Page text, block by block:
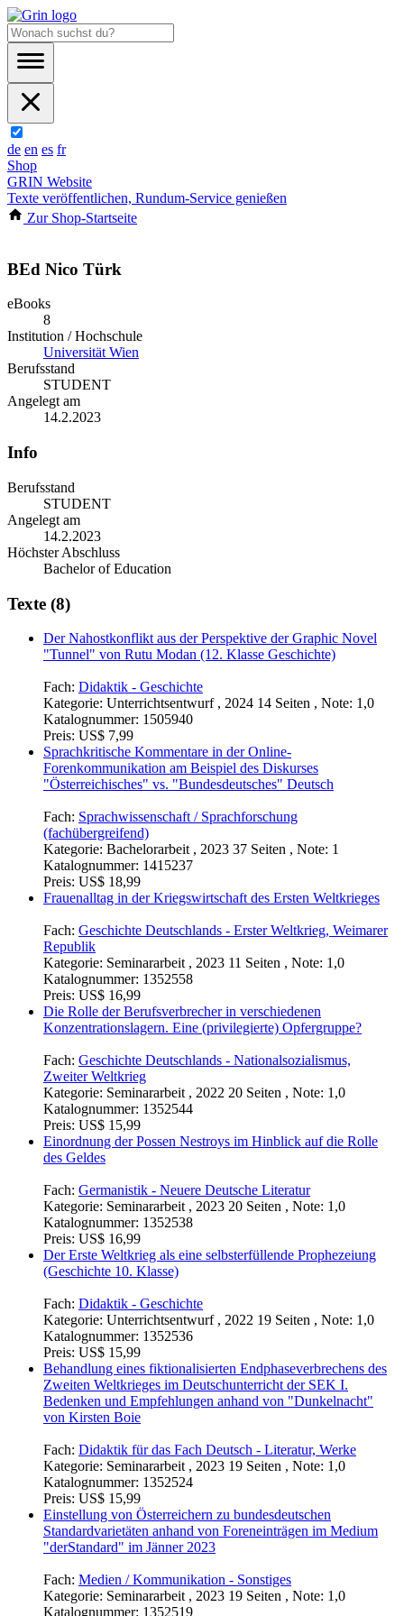
de en es fr
Shop
GRIN Website
Texte veröffentlichen, Rundum-Service genießen
Zur Shop-Startseite
BEd Nico Türk
eBooks
8
Institution / Hochschule
Universität Wien
Berufsstand
STUDENT
Angelegt am
14.2.2023
Info
Berufsstand
STUDENT
Angelegt am
14.2.2023
Höchster Abschluss
Bachelor of Education
Texte (8)
Der Nahostkonflikt aus der Perspektive der Graphic Novel
"Tunnel" von Rutu Modan (12. Klasse Geschichte)
Fach:Didaktik - Geschichte
Kategorie:Unterrichtsentwurf , 2024 14 Seiten , Note: 1,0
Katalognummer:
Preis:US$ 7,99
Sprachkritische Kommentare in der Online-
Forenkommunikation am Beispiel des Diskurses
Fach:Sprachwissenschaft / Sprachforschung
(fachübergreifend)
Kategorie:Bachelorarbeit , 2023 37 Seiten , Note: 1
Preis: US$ 18,99
Frauenalltag in der Kriegswirtschaft des Ersten Weltkrieges
Fach: Geschichte Deutschlands - Erster Weltkrieg, Weimarer
Republik
Kategorie:Seminararbeit , 2023 11 Seiten , Note: 1,0
Preis: US$ 16,99
Die Rolle der Berufsverbrecher in verschiedenen
Konzentrationslagern. Eine (privilegierte) Opfergruppe?
Fach:Geschichte Deutschlands - Nationalsozialismus,
Zweiter Weltkrieg
Katalognummer:1352544
Preis:US$ 15,99
Einordnung der Possen Nestroys im Hinblick auf die Rolle
des Geldes
Kategorie:Seminararbeit , 2023 20 Seiten , Note: 1,0
Katalognummer:1352538
Preis:US$ 16,99
Der Erste Weltkrieg als eine selbsterfüllende Prophezeiung
(Geschichte 10. Klasse)
Fach:Didaktik - Geschichte
Katalognummer:1352536
Preis:US$ 15,99
Behandlung eines fiktionalisierten Endphaseverbrechens des
Zweiten Weltkrieges im Deutschunterricht der SEK I.
Bedenken und Empfehlungen anhand von "Dunkelnacht"
von Kirsten Boie
Fach:Didaktik für das Fach Deutsch - Literatur, Werke